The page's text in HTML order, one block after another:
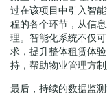
过在该项目中引入智
程的各个环节，从信
理。智能化系统不仅
求，提升整体租赁体
持，帮助物业管理方
最后，持续的数据监